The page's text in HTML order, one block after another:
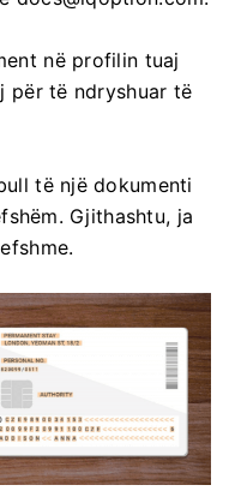
në profilin tuaj
për të ndryshuar të
të një dokumenti
Gjithashtu, ja